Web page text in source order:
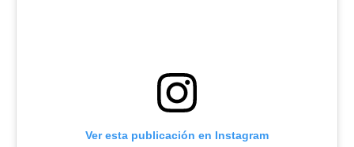
Ver esta publicación en Instagram